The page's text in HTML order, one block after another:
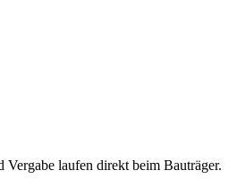
laufen direkt beim Bauträger.